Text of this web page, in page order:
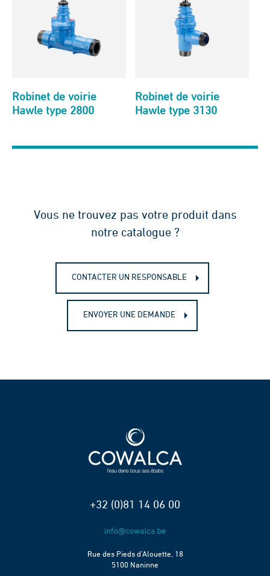
Robinet de voirie
Hawle type 2800
Robinet de voirie
Hawle type 3130
Vous ne trouvez pas votre produit dans
notre catalogue ?
CONTACTER UN RESPONSABLE
ENVOYER UNE DEMANDE
+32 (0)81 14 06 00
Rue des Pieds d’Alouette, 18
5100 Naninne